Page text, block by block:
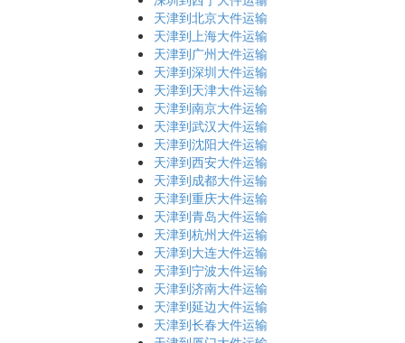
天津到北京大件运输
天津到上海大件运输
天津到广州大件运输
天津到深圳大件运输
天津到天津大件运输
天津到南京大件运输
天津到武汉大件运输
天津到沈阳大件运输
天津到西安大件运输
天津到成都大件运输
天津到重庆大件运输
天津到青岛大件运输
天津到杭州大件运输
天津到大连大件运输
天津到宁波大件运输
天津到济南大件运输
天津到延边大件运输
天津到长春大件运输